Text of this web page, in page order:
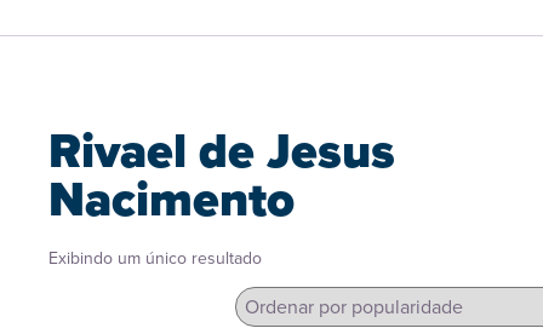
Rivael de Jesus
Nacimento
Exibindo um único resultado